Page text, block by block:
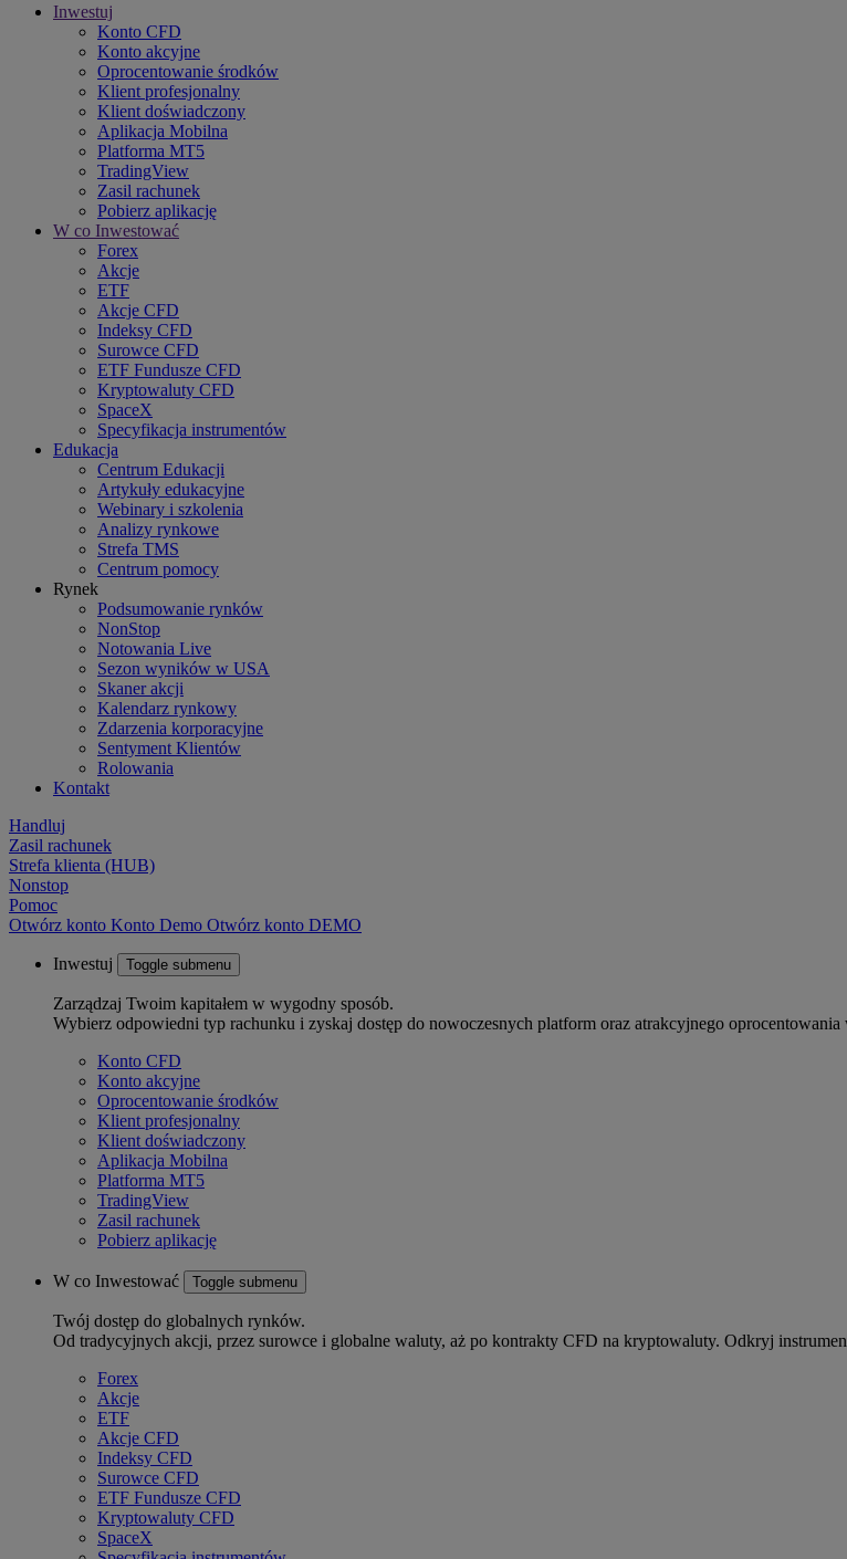
Inwestuj
Konto CFD
Konto akcyjne
Oprocentowanie środków
Klient profesjonalny
Klient doświadczony
Aplikacja Mobilna
Platforma MT5
TradingView
Zasil rachunek
Pobierz aplikację
W co Inwestować
Forex
Akcje
ETF
Akcje CFD
Indeksy CFD
Surowce CFD
ETF Fundusze CFD
Kryptowaluty CFD
SpaceX
Specyfikacja instrumentów
Edukacja
Centrum Edukacji
Artykuły edukacyjne
Webinary i szkolenia
Analizy rynkowe
Strefa TMS
Centrum pomocy
Rynek
Podsumowanie rynków
NonStop
Notowania Live
Sezon wyników w USA
Skaner akcji
Kalendarz rynkowy
Zdarzenia korporacyjne
Sentyment Klientów
Rolowania
Kontakt
Handluj
Zasil rachunek
Strefa klienta (HUB)
Nonstop
Pomoc
Otwórz konto Konto Demo Otwórz konto DEMO
Inwestuj Toggle submenu
Zarządzaj Twoim kapitałem w wygodny sposób.
Wybierz odpowiedni typ rachunku i zyskaj dostęp do nowoczesnych platform oraz atrakcyjnego
Konto CFD
Konto akcyjne
Oprocentowanie środków
Klient profesjonalny
Klient doświadczony
Aplikacja Mobilna
Platforma MT5
TradingView
Zasil rachunek
Pobierz aplikację
W co Inwestować Toggle submenu
Twój dostęp do globalnych rynków.
Od tradycyjnych akcji, przez surowce i globalne waluty, aż po kontrakty CFD na kryptowaluty. Odkryj
Forex
Akcje
ETF
Akcje CFD
Indeksy CFD
Surowce CFD
ETF Fundusze CFD
Kryptowaluty CFD
SpaceX